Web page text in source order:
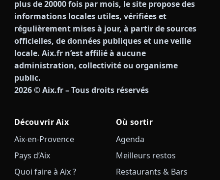
plus de 20000 fois par mois, le site propose des
informations locales utiles, vérifiées et
régulièrement mises à jour, à partir de sources
officielles, de données publiques et une veille
locale. Aix.fr n’est affilié à aucune
administration, collectivité ou organisme
public.
2026© Aix.fr – Tous droits réservés
Découvrir Aix
Aix-en-Provence
Pays d’Aix
Quoi faire à Aix ?
Où sortir
Agenda
Meilleurs restos
Restaurants & Bars